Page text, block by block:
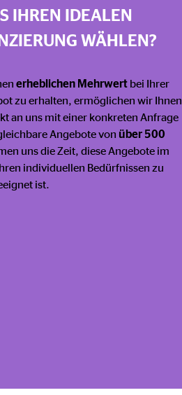
IHREN IDEALEN
WÄHLEN?
erheblichen Mehrwert bei Ihrer
zu erhalten, ermöglichen wir Ihnen
an uns mit einer konkreten Anfrage
Angebote von über 500
uns die Zeit, diese Angebote im
individuellen Bedürfnissen zu
ist.
Google Ireland Ltd.
Einbinden von Videos
Tail Ad Solutions Inc.
LongTail Ad Solutions Inc.